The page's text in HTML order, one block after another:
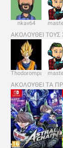
nkav64
ΑΚΟΛΟΥΘΕΙ ΤΟΥΣ
Thodorompalos
ΑΚΟΛΟΥΘΕΙ ΤΑ